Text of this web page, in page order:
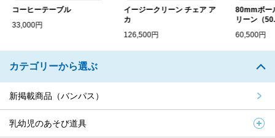
コーヒーテーブル
33,000円
イージークリーン チェア ア
カ
126,500円
80mmボー
リーン（
60,500円
カテゴリーから選ぶ
新掲載商品（バンパス）
乳幼児のあそび道具